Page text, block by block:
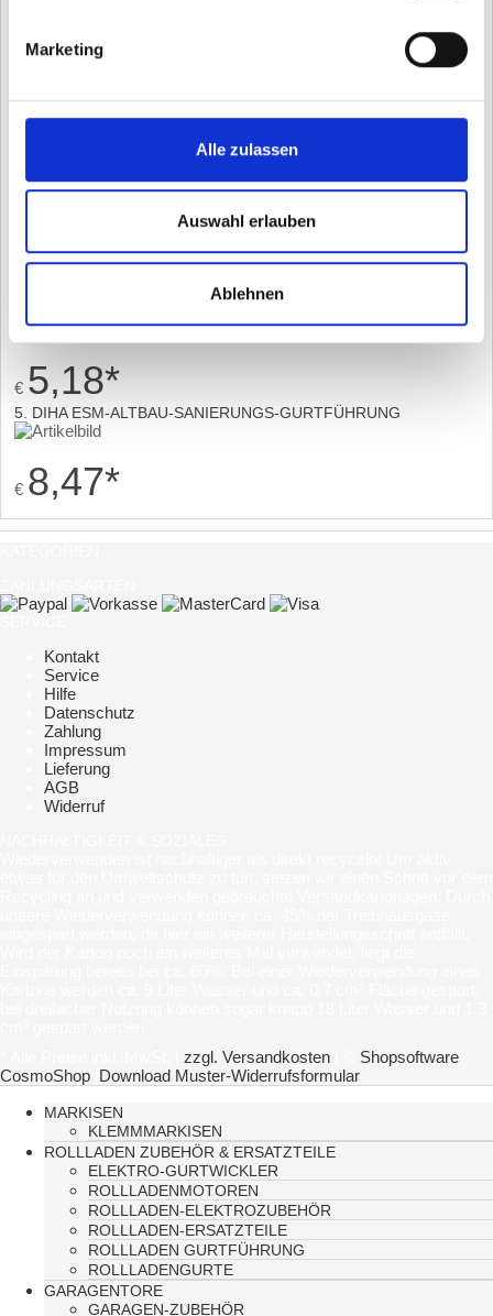
Marketing
Alle zulassen
Auswahl erlauben
Ablehnen
1,58*
0,75*
€ 5,18*
5. DIHA ESM-ALTBAU-SANIERUNGS-GURTFÜHRUNG
€ 8,47*
Kontakt
Service
Hilfe
Datenschutz
Zahlung
Impressum
Lieferung
AGB
Widerruf
zzgl. Versandkosten
Shopsoftware
CosmoShop Download Muster-Widerrufsformular
MARKISEN
KLEMMMARKISEN
ROLLLADEN ZUBEHÖR & ERSATZTEILE
ELEKTRO-GURTWICKLER
ROLLLADENMOTOREN
ROLLLADEN-ELEKTROZUBEHÖR
ROLLLADEN-ERSATZTEILE
ROLLLADEN GURTFÜHRUNG
ROLLLADENGURTE
GARAGENTORE
GARAGEN-ZUBEHÖR